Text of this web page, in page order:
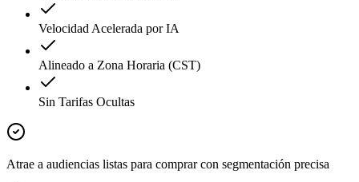
Velocidad Acelerada por IA
Alineado a Zona Horaria (CST)
Sin Tarifas Ocultas
Atrae a audiencias listas para comprar con segmentación precisa